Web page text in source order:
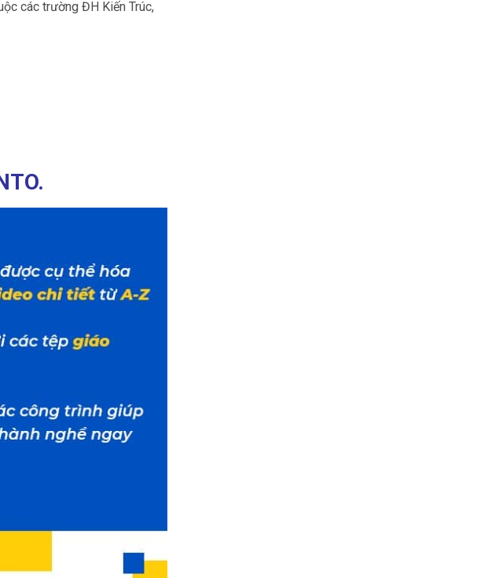
các trường ĐH Kiến Trúc,